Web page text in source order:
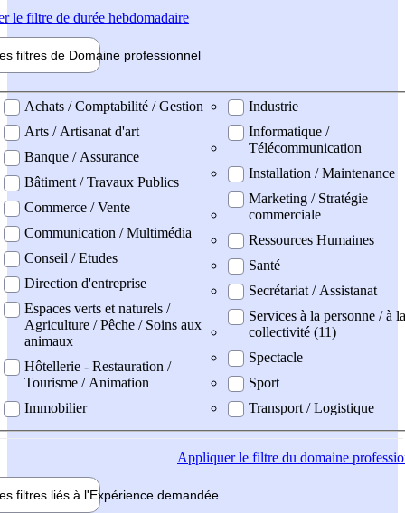
le filtre de durée hebdomadaire
filtres de Domaine professionnel
professionel
Achats / Comptabilité / Gestion
Arts / Artisanat d'art
Banque / Assurance
Bâtiment / Travaux Publics
Commerce / Vente
Communication / Multimédia
Conseil / Etudes
Direction d'entreprise
Espaces verts et naturels /
Agriculture / Pêche / Soins aux
animaux
Hôtellerie - Restauration /
Tourisme / Animation
Immobilier
Industrie
Informatique /
Télécommunication
Installation / Maintenance
Marketing / Stratégie
commerciale
Ressources Humaines
Santé
Secrétariat / Assistanat
Services à la personne / à la
collectivité (11)
Spectacle
Sport
Transport / Logistique
Appliquerle filtre du domaine
filtres liés à l'Expérience demandée